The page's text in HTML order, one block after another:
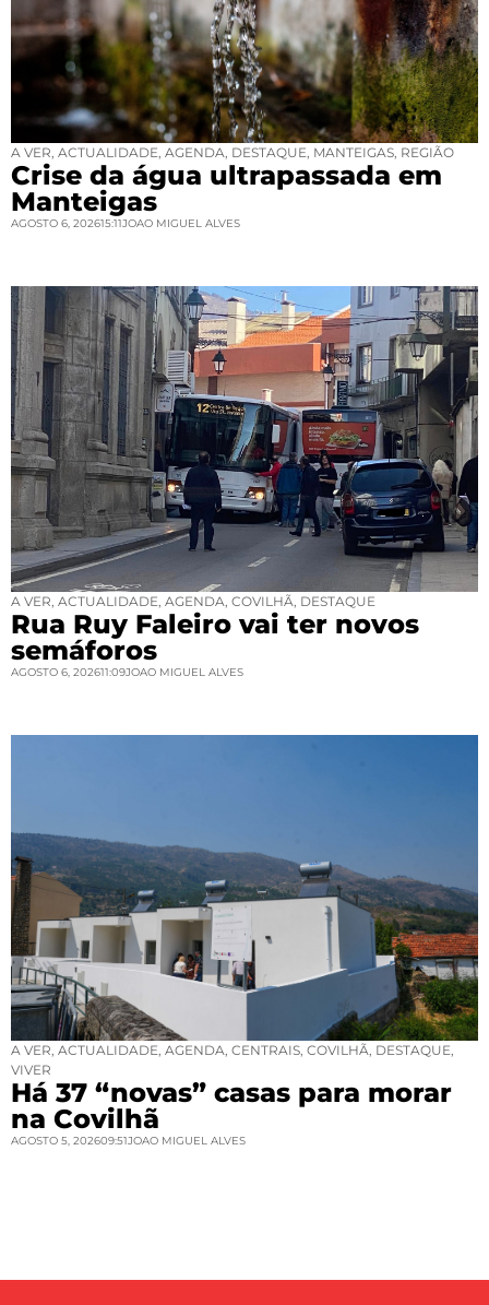
A VER, ACTUALIDADE, AGENDA, DESTAQUE, MANTEIGAS, REGIÃO
Crise da água ultrapassada em
Manteigas
AGOSTO 6, 202615:11JOAO MIGUEL ALVES
A VER, ACTUALIDADE, AGENDA, COVILHÃ, DESTAQUE
Rua Ruy Faleiro vai ter novos
semáforos
AGOSTO 6, 202611:09JOAO MIGUEL ALVES
A VER, ACTUALIDADE, AGENDA, CENTRAIS, COVILHÃ, DESTAQUE,
VIVER
Há 37 “novas” casas para morar
na Covilhã
AGOSTO 5, 202609:51JOAO MIGUEL ALVES